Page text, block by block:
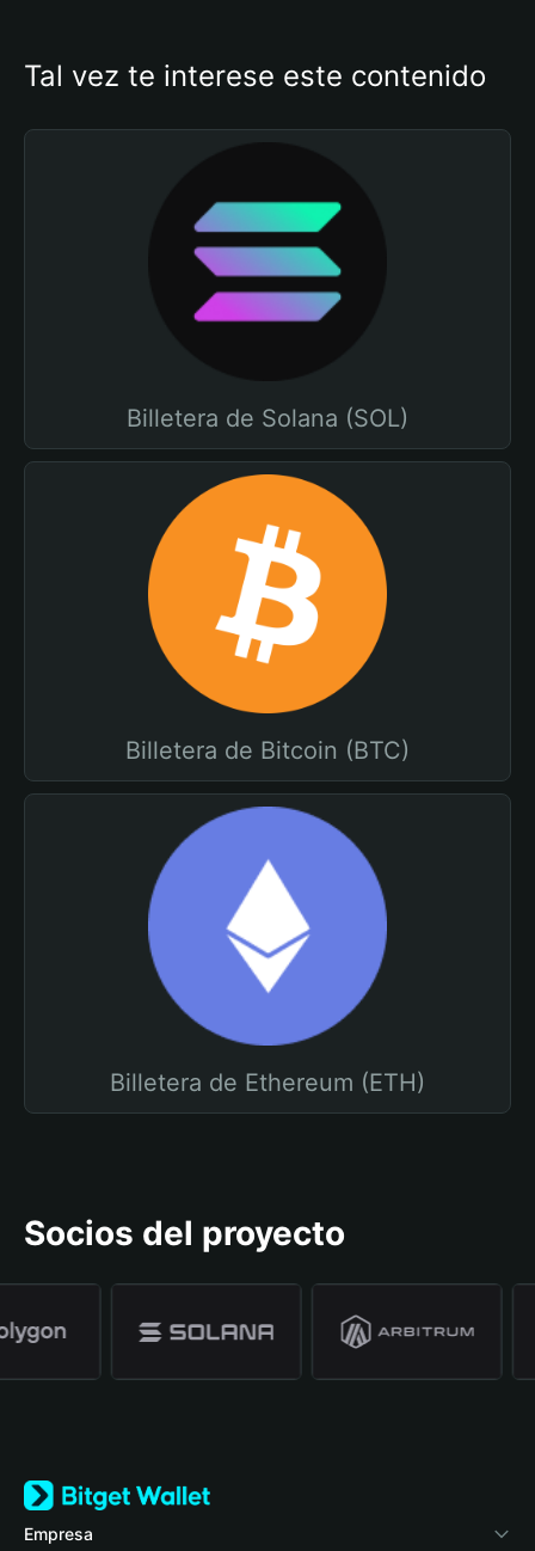
Tal vez te interese este contenido
Billetera de Solana (SOL)
Billetera de Bitcoin (BTC)
Billetera de Ethereum (ETH)
Socios del proyecto
Empresa